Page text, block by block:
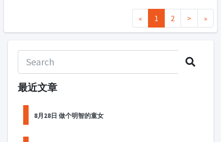
« 1 2 > »
最近文章
8月28日 做个明智的童女